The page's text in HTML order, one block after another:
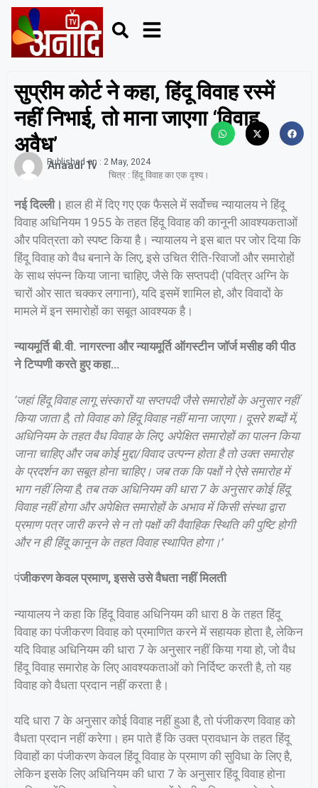
सुप्रीम कोर्ट ने कहा, हिंदू विवाह रस्में
नहीं निभाई, तो माना जाएगा ‘विवाह
अवैध’
Anaadi Tv
Published on : 2 May, 2024
चित्र : हिंदू विवाह का एक दृश्य।
नई दिल्ली। हाल ही में दिए गए एक फैसले में सर्वोच्च न्यायालय ने हिंदू
विवाह अधिनियम 1955 के तहत हिंदू विवाह की कानूनी आवश्यकताओं
और पवित्रता को स्पष्ट किया है। न्यायालय ने इस बात पर जोर दिया कि
हिंदू विवाह को वैध बनाने के लिए, इसे उचित रीति-रिवाजों और समारोहों
के साथ संपन्न किया जाना चाहिए, जैसे कि सप्तपदी (पवित्र अग्नि के
चारों ओर सात चक्कर लगाना), यदि इसमें शामिल हो, और विवादों के
मामले में इन समारोहों का सबूत आवश्यक है।
न्यायमूर्ति बी.वी. नागरत्ना और न्यायमूर्ति ऑगस्टीन जॉर्ज मसीह की पीठ
ने टिप्पणी करते हुए कहा…
‘जहां हिंदू विवाह लागू संस्कारों या सप्तपदी जैसे समारोहों के अनुसार नहीं
किया जाता है, तो विवाह को हिंदू विवाह नहीं माना जाएगा। दूसरे शब्दों में,
अधिनियम के तहत वैध विवाह के लिए, अपेक्षित समारोहों का पालन किया
जाना चाहिए और जब कोई मुद्दा/विवाद उत्पन्न होता है तो उक्त समारोह
के प्रदर्शन का सबूत होना चाहिए। जब ​​तक कि पक्षों ने ऐसे समारोह में
भाग नहीं लिया है, तब तक अधिनियम की धारा 7 के अनुसार कोई हिंदू
विवाह नहीं होगा और अपेक्षित समारोहों के अभाव में किसी संस्था द्वारा
प्रमाण पत्र जारी करने से न तो पक्षों की वैवाहिक स्थिति की पुष्टि होगी
और न ही हिंदू कानून के तहत विवाह स्थापित होगा।’
पंजीकरण केवल प्रमाण, इससे उसे वैधता नहीं मिलती
न्यायालय ने कहा कि हिंदू विवाह अधिनियम की धारा 8 के तहत हिंदू
विवाह का पंजीकरण विवाह को प्रमाणित करने में सहायक होता है, लेकिन
यदि विवाह अधिनियम की धारा 7 के अनुसार नहीं किया गया हो, जो वैध
हिंदू विवाह समारोह के लिए आवश्यकताओं को निर्दिष्ट करती है, तो यह
विवाह को वैधता प्रदान नहीं करता है।
यदि धारा 7 के अनुसार कोई विवाह नहीं हुआ है, तो पंजीकरण विवाह को
वैधता प्रदान नहीं करेगा। हम पाते हैं कि उक्त प्रावधान के तहत हिंदू
विवाहों का पंजीकरण केवल हिंदू विवाह के प्रमाण की सुविधा के लिए है,
लेकिन इसके लिए अधिनियम की धारा 7 के अनुसार हिंदू विवाह होना